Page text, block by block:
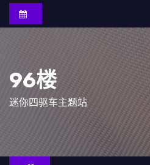
至
96楼
迷你四驱车主题站